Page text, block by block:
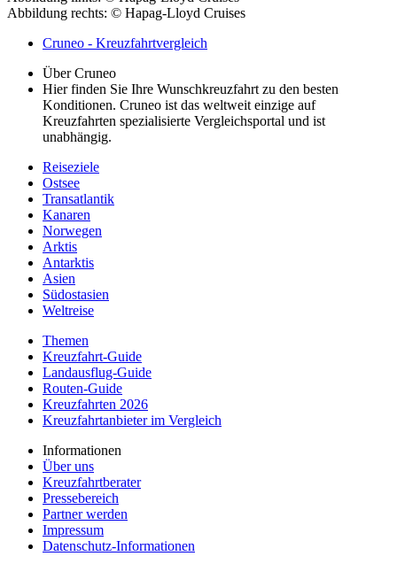
Abbildung rechts: © Hapag-Lloyd Cruises
Cruneo - Kreuzfahrtvergleich
Über Cruneo
Hier finden Sie Ihre Wunschkreuzfahrt zu den besten
Konditionen. Cruneo ist das weltweit einzige auf
Kreuzfahrten spezialisierte Vergleichsportal und ist
unabhängig.
Reiseziele
Ostsee
Transatlantik
Kanaren
Norwegen
Arktis
Antarktis
Asien
Südostasien
Weltreise
Themen
Kreuzfahrt-Guide
Landausflug-Guide
Routen-Guide
Kreuzfahrten 2026
Kreuzfahrtanbieter im Vergleich
Informationen
Über uns
Kreuzfahrtberater
Pressebereich
Partner werden
Impressum
Datenschutz-Informationen